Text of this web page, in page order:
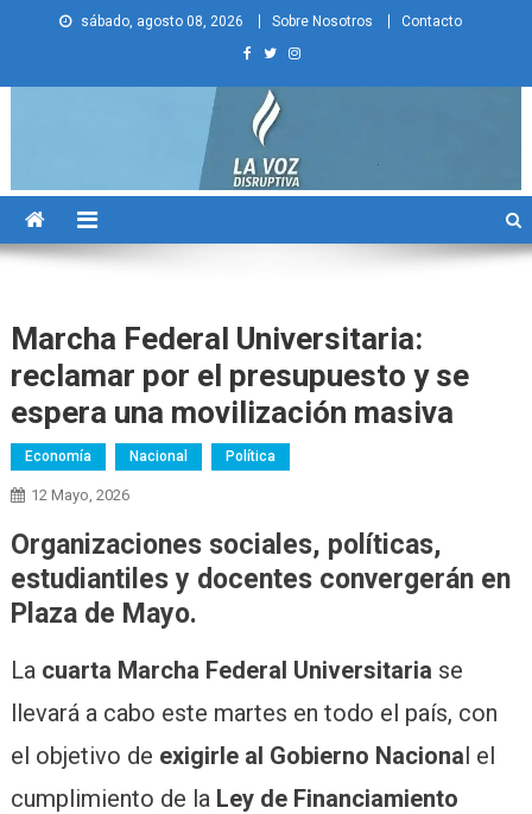
sábado, agosto 08, 2026 Sobre Nosotros Contacto
La Voz Disruptiva
Marcha Federal Universitaria:
reclamar por el presupuesto y se
espera una movilización masiva
Economía Nacional Política
12 Mayo, 2026
Organizaciones sociales, políticas,
estudiantiles y docentes convergerán en
Plaza de Mayo.
La cuarta Marcha Federal Universitaria se
llevará a cabo este martes en todo el país, con
el objetivo de exigirle al Gobierno Nacional el
cumplimiento de la Ley de Financiamiento